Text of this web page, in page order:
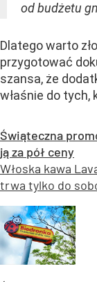
od budżetu
Dlatego warto
przygotować
szansa, że
właśnie do tych,
Świąteczna
ją za pół ceny
Włoska kawa
trwa tylko do